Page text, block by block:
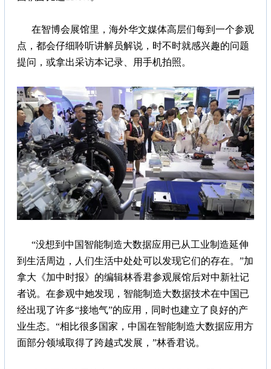
在智博会展馆里，海外华文媒体高层们每到一个参观
点，都会仔细聆听讲解员解说，时不时就感兴趣的问题
提问，或拿出采访本记录、用手机拍照。
“没想到中国智能制造大数据应用已从工业制造延伸
到生活周边，人们生活中处处可以发现它们的存在。”加
拿大《加中时报》的编辑林香君参观展馆后对中新社记
者说。在参观中她发现，智能制造大数据技术在中国已
经出现了许多“接地气”的应用，同时也建立了良好的产
业生态。“相比很多国家，中国在智能制造大数据应用方
面部分领域取得了跨越式发展，”林香君说。